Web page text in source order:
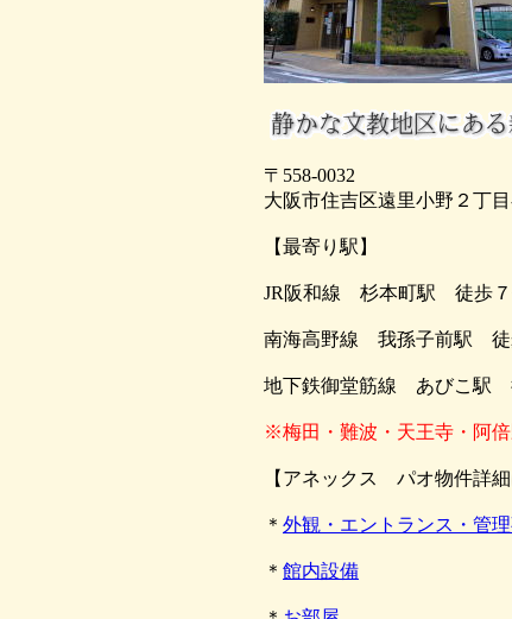
〒558-0032
大阪市住吉区遠里小野２丁目
【最寄り駅】
JR阪和線 杉本町駅 徒歩
南海高野線 我孫子前駅 徒
地下鉄御堂筋線 あびこ駅
※梅田・難波・天王寺・阿
【アネックス パオ物件詳細
＊ 外観・エントランス・管
＊ 館内設備